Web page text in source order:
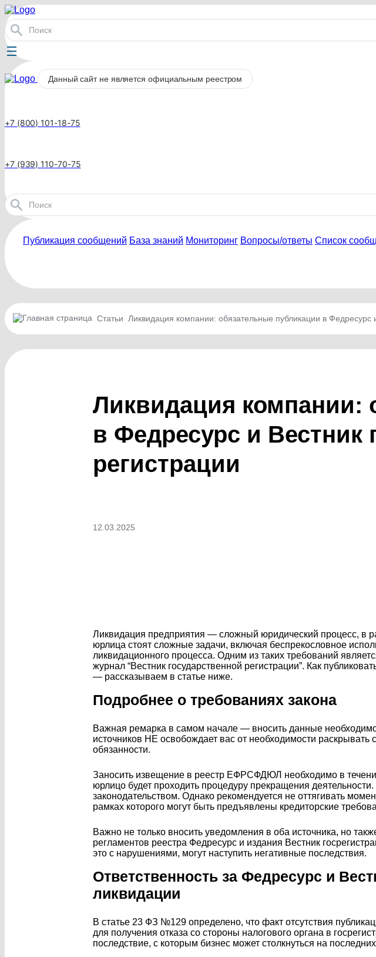
Данный сайт не является официальным реестром
+7 (800) 101-18-75
+7 (939) 110-70-75
Публикация сообщений База знаний Мониторинг Вопросы/ответы Список
Статьи Ликвидация компании: обязательные публикации в Федресурс
Ликвидация компании:
в Федресурс и Вестник
регистрации
12.03.2025
Ликвидация предприятия — сложный юридический процесс, в
юрлица стоят сложные задачи, включая беспрекословное
ликвидационного процесса. Одним из таких требований
журнал “Вестник государственной регистрации”. Как
— рассказываем в статье ниже.
Подробнее о требованиях закона
Важная ремарка в самом начале — вносить данные
источников НЕ освобождает вас от необходимости
обязанности.
Заносить извещение в реестр ЕФРСФДЮЛ необходимо в
юрлицо будет проходить процедуру прекращения
законодательством. Однако рекомендуется не оттягивать
рамках которого могут быть предъявлены кредиторские
Важно не только вносить уведомления в оба источника, но
регламентов реестра Федресурс и издания Вестник
это с нарушениями, могут наступить негативные последствия.
Ответственность за Федресурс и
ликвидации
В статье 23 ФЗ №129 определено, что факт отсутствия
для получения отказа со стороны налогового органа в
последствие, с которым бизнес может столкнуться на